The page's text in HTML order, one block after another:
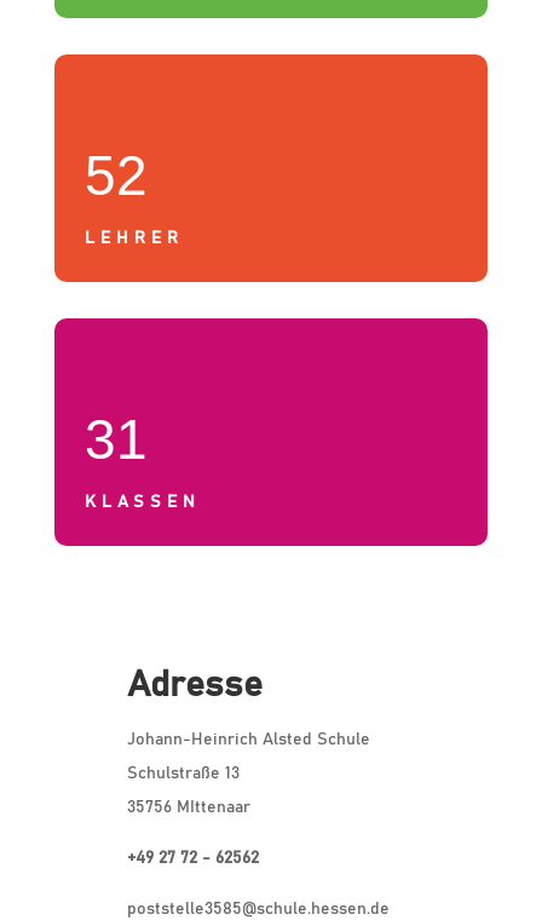
52
LEHRER
31
KLASSEN
Adresse
Johann-Heinrich Alsted Schule
Schulstraße 13
35756 MIttenaar
+49 27 72 - 62562
poststelle3585@schule.hessen.de